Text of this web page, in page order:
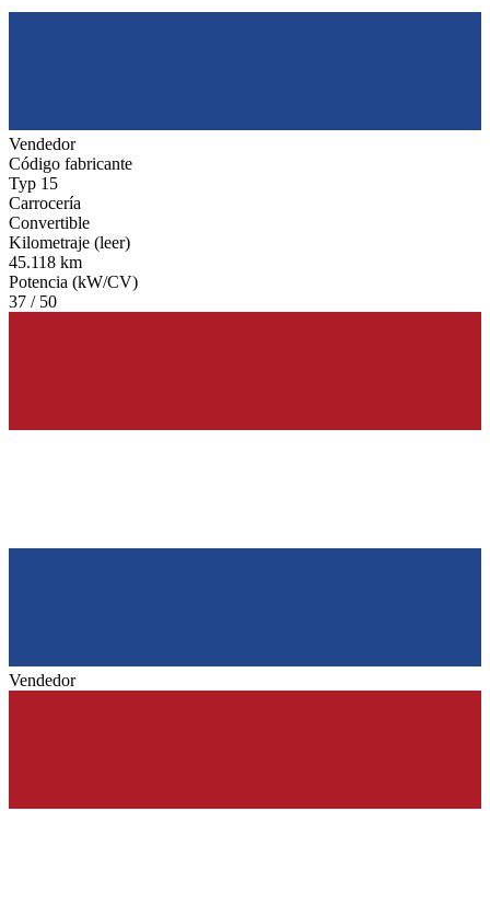
Vendedor
Código fabricante
Typ 15
Carrocería
Convertible
Kilometraje (leer)
45.118 km
Potencia (kW/CV)
37 / 50
Vendedor